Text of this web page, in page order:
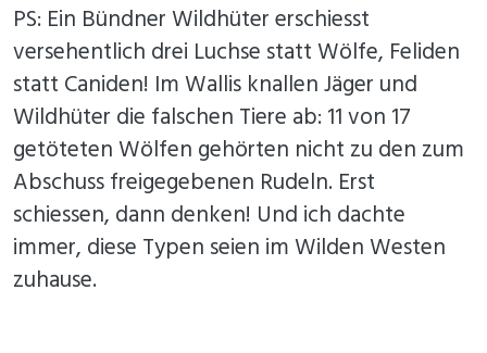
PS: Ein Bündner Wildhüter erschiesst
versehentlich drei Luchse statt Wölfe, Feliden
statt Caniden! Im Wallis knallen Jäger und
Wildhüter die falschen Tiere ab: 11 von 17
getöteten Wölfen gehörten nicht zu den zum
Abschuss freigegebenen Rudeln. Erst
schiessen, dann denken! Und ich dachte
immer, diese Typen seien im Wilden Westen
zuhause.